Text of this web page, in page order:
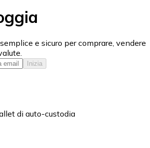
e sicuro per comprare, vendere
Inizia
di auto-custodia